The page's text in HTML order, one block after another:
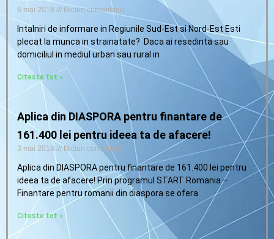
6 mai 2018 Niciun comentariu
Intalniri de informare in Regiunile Sud-Est si Nord-Est Esti
plecat la munca in strainatate? Daca ai resedinta sau
domiciliul in mediul urban sau rural in
Citeste tot »
Aplica din DIASPORA pentru finantare de
161.400 lei pentru ideea ta de afacere!
3 mai 2018 Niciun comentariu
Aplica din DIASPORA pentru finantare de 161.400 lei pentru
ideea ta de afacere! Prin programul START Romania –
Finantare pentru romanii din diaspora se ofera
Citeste tot »